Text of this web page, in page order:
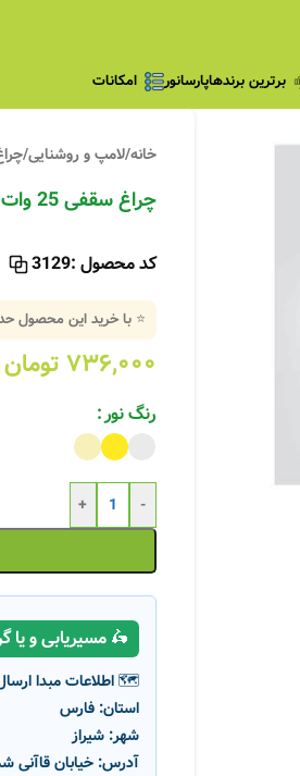
برترین برندهاپارسانور امکانات
خانه/لامپ و روشنایی/
چراغ سقفی 25 وات SMD اطلس نور مدل پرتو
کد محصول :3129
⭐ با خرید این محصول
۷۳۶,۰۰۰ تومان
رنگ نور
-
+
🛵 مسیریابی و یا
🗺️ اطلاعات مبدا
استان:فارس
شهر:شیراز
آدرس:خیابان قاآنی شمالی-